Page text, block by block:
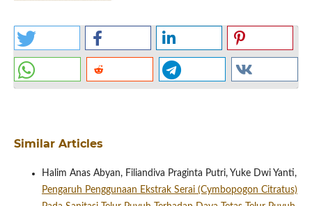
Similar Articles
Halim Anas Abyan, Filiandiva Praginta Putri, Yuke Dwi Yanti,
Pengaruh Penggunaan Ekstrak Serai (Cymbopogon Citratus)